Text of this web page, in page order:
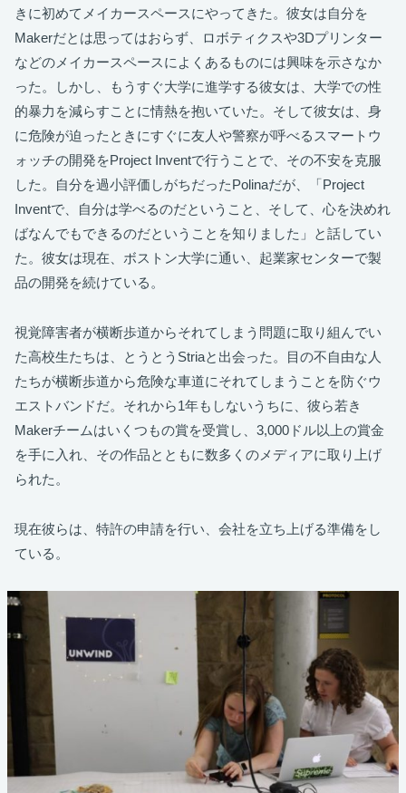
きに初めてメイカースペースにやってきた。彼女は自分を
Makerだとは思ってはおらず、ロボティクスや3Dプリンター
などのメイカースペースによくあるものには興味を示さなか
った。しかし、もうすぐ大学に進学する彼女は、大学での性
的暴力を減らすことに情熱を抱いていた。そして彼女は、身
に危険が迫ったときにすぐに友人や警察が呼べるスマートウ
ォッチの開発をProject Inventで行うことで、その不安を克服
した。自分を過小評価しがちだったPolinaだが、「Project
Inventで、自分は学べるのだということ、そして、心を決めれ
ばなんでもできるのだということを知りました」と話してい
た。彼女は現在、ボストン大学に通い、起業家センターで製
品の開発を続けている。
視覚障害者が横断歩道からそれてしまう問題に取り組んでい
た高校生たちは、とうとうStriaと出会った。目の不自由な人
たちが横断歩道から危険な車道にそれてしまうことを防ぐウ
エストバンドだ。それから1年もしないうちに、彼ら若き
Makerチームはいくつもの賞を受賞し、3,000ドル以上の賞金
を手に入れ、その作品とともに数多くのメディアに取り上げ
られた。
現在彼らは、特許の申請を行い、会社を立ち上げる準備をし
ている。